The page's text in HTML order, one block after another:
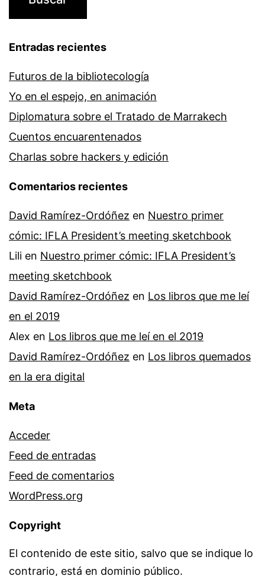
Entradas recientes
Futuros de la bibliotecología
Yo en el espejo, en animación
Diplomatura sobre el Tratado de Marrakech
Cuentos encuarentenados
Charlas sobre hackers y edición
Comentarios recientes
David Ramírez-Ordóñez en Nuestro primer
cómic: IFLA President’s meeting sketchbook
Lili en Nuestro primer cómic: IFLA President’s
meeting sketchbook
David Ramírez-Ordóñez en Los libros que me leí
en el 2019
Alex en Los libros que me leí en el 2019
David Ramírez-Ordóñez en Los libros quemados
en la era digital
Meta
Acceder
Feed de entradas
Feed de comentarios
WordPress.org
Copyright
El contenido de este sitio, salvo que se indique lo
contrario, está en dominio público.